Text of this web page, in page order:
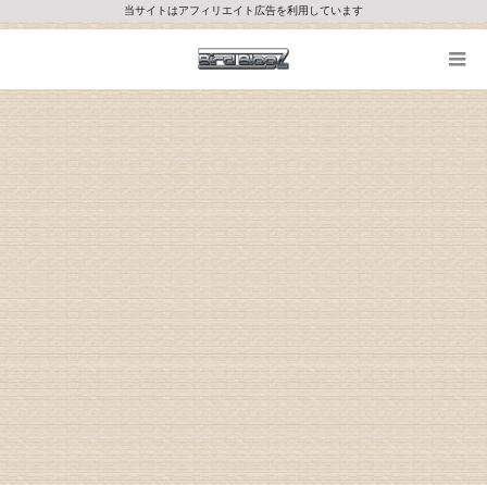
当サイトはアフィリエイト広告を利用しています